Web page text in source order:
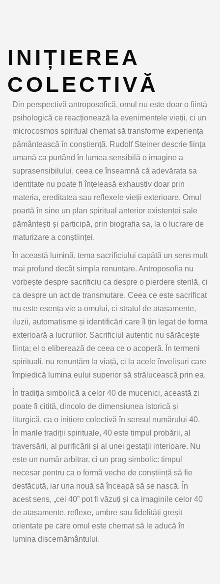
INIȚIEREA
COLECTIVĂ
Din perspectivă antroposofică, omul nu este doar o ființă
psihologică ce reacționează la evenimentele vieții, ci un
microcosmos spiritual chemat să transforme experiența
pământească în conștiență. Rudolf Steiner descrie ființa
umană ca purtând în lumea sensibilă o imagine a
suprasensibilului, ceea ce înseamnă că adevărata sa
identitate nu poate fi înțeleasă exhaustiv doar prin
materia, ereditatea sau reflexele vieții exterioare. Omul
poartă în sine un plan spiritual anterior existenței sale
pământești și participă, prin biografia sa, la o lucrare de
maturizare a conștiinței.
În această lumină, tema sacrificiului capătă un sens mult
mai profund decât simpla renunțare. Antroposofia nu
vorbește despre sacrificiu ca despre o pierdere sterilă, ci
ca despre un act de transmutare. Ceea ce este sacrificat
nu este esența vie a omului, ci stratul de atașamente,
iluzii, automatisme și identificări care îl țin legat de forma
exterioară a lucrurilor. Sacrificiul autentic nu sărăcește
ființa; el o eliberează de ceea ce o acoperă. În termeni
spirituali, nu renunțăm la viață, ci la acele învelișuri care
împiedică lumina eului superior să strălucească prin ea.
În tradiția simbolică a celor 40 de mucenici, această zi
poate fi citită, dincolo de dimensiunea istorică și
liturgică, ca o inițiere colectivă în sensul numărului 40.
În marile tradiții spirituale, 40 este timpul probării, al
traversării, al purificării și al unei gestații interioare. Nu
este un număr arbitrar, ci un prag simbolic: timpul
necesar pentru ca o formă veche de conștiință să fie
desfăcută, iar una nouă să înceapă să se nască. În
acest sens, „cei 40” pot fi văzuți și ca imaginile celor 40
de atașamente, reflexe, umbre sau fidelități greșit
orientate pe care omul este chemat să le aducă în
lumina discernământului.